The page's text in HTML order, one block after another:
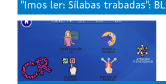
"Imos ler: Sílabas trabadas": BL